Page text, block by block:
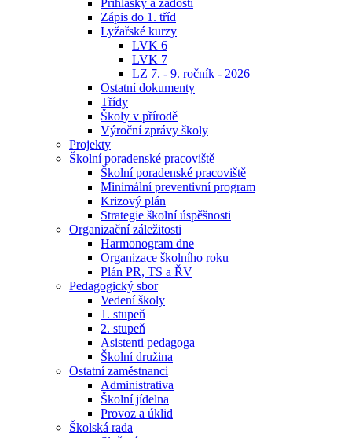
Přihlášky a žádosti
Zápis do 1. tříd
Lyžařské kurzy
LVK 6
LVK 7
LZ 7. - 9. ročník - 2026
Ostatní dokumenty
Třídy
Školy v přírodě
Výroční zprávy školy
Projekty
Školní poradenské pracoviště
Školní poradenské pracoviště
Minimální preventivní program
Krizový plán
Strategie školní úspěšnosti
Organizační záležitosti
Harmonogram dne
Organizace školního roku
Plán PR, TS a ŘV
Pedagogický sbor
Vedení školy
1. stupeň
2. stupeň
Asistenti pedagoga
Školní družina
Ostatní zaměstnanci
Administrativa
Školní jídelna
Provoz a úklid
Školská rada